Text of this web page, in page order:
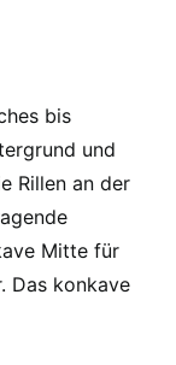
bis
und
Rillen an der
Mitte für
Das konkave